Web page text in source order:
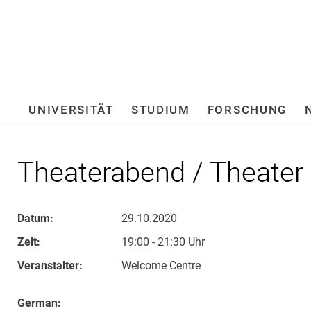
Springe direkt zu:
UNIVERSITÄT STUDIUM FORSCHUNG
Theaterabend /
Datum:
29.10.2020
Zeit:
19:00 - 21:30 Uhr
Veranstalter:
Welcome Centre
German: